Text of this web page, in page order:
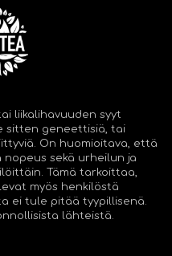
liikalihavuuden syyt
sitten geneettisiä, tai
On huomioitava, että
sekä urheilun ja
Tämä tarkoittaa,
myös henkilöstä
ei tule pitää tyypillisenä.
lähteistä.